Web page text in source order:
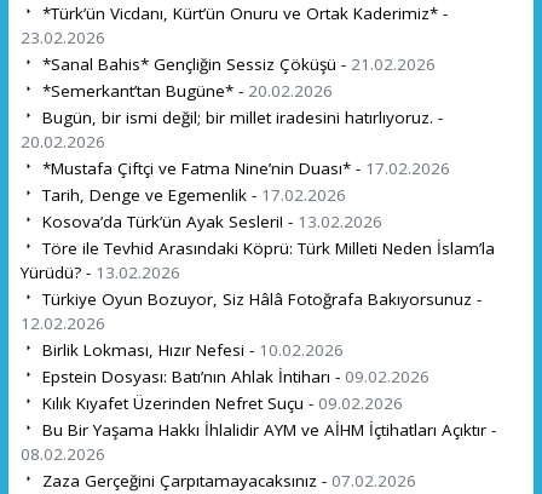
*Türk’ün Vicdanı, Kürt’ün Onuru ve Ortak Kaderimiz* -
23.02.2026
*Sanal Bahis* Gençliğin Sessiz Çöküşü - 21.02.2026
*Semerkant’tan Bugüne* - 20.02.2026
Bugün, bir ismi değil; bir millet iradesini hatırlıyoruz. -
20.02.2026
*Mustafa Çiftçi ve Fatma Nine’nin Duası* - 17.02.2026
Tarih, Denge ve Egemenlik - 17.02.2026
Kosova’da Türk’ün Ayak Sesleri! - 13.02.2026
Töre ile Tevhid Arasındaki Köprü: Türk Milleti Neden İslam’la
Yürüdü? - 13.02.2026
Türkiye Oyun Bozuyor, Siz Hâlâ Fotoğrafa Bakıyorsunuz -
12.02.2026
Birlik Lokması, Hızır Nefesi - 10.02.2026
Epstein Dosyası: Batı’nın Ahlak İntiharı - 09.02.2026
Kılık Kıyafet Üzerinden Nefret Suçu - 09.02.2026
Bu Bir Yaşama Hakkı İhlalidir AYM ve AİHM İçtihatları Açıktır -
08.02.2026
Zaza Gerçeğini Çarpıtamayacaksınız - 07.02.2026